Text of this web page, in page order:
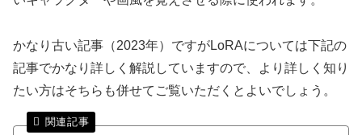
かなり古い記事（2023年）ですがLoRAについては下記の
記事でかなり詳しく解説していますので、より詳しく知り
たい方はそちらも併せてご覧いただくとよいでしょう。